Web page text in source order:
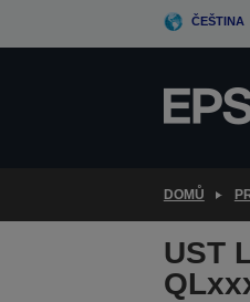
ČEŠTINA
DOMŮ
UST